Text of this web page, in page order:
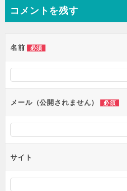
コメントを残す
名前 必須
メール（公開されません） 必須
サイト